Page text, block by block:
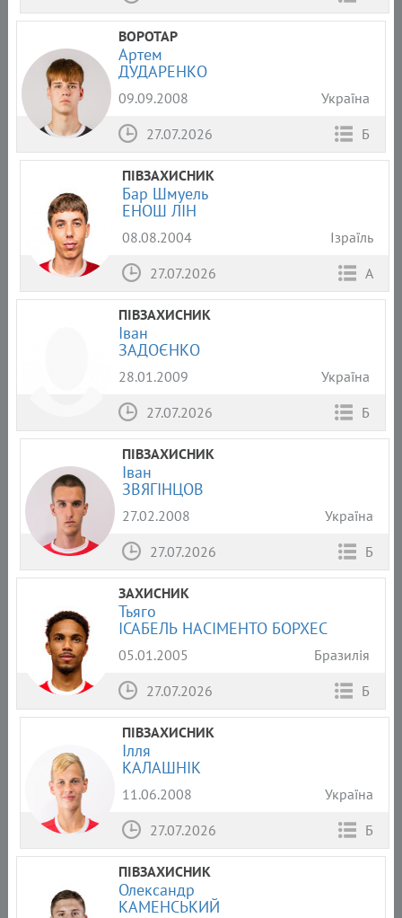
ВОРОТАР
Артем
ДУДАРЕНКО
09.09.2008
Україна
27.07.2026
Б
ПІВЗАХИСНИК
Бар Шмуель
ЕНОШ ЛІН
08.08.2004
Ізраїль
27.07.2026
А
ПІВЗАХИСНИК
Іван
ЗАДОЄНКО
28.01.2009
Україна
27.07.2026
Б
ПІВЗАХИСНИК
Іван
ЗВЯГІНЦОВ
27.02.2008
Україна
27.07.2026
Б
ЗАХИСНИК
Тьяго
ІСАБЕЛЬ НАСІМЕНТО БОРХЕС
05.01.2005
Бразилія
27.07.2026
Б
ПІВЗАХИСНИК
Ілля
КАЛАШНІК
11.06.2008
Україна
27.07.2026
Б
ПІВЗАХИСНИК
Олександр
КАМЕНСЬКИЙ